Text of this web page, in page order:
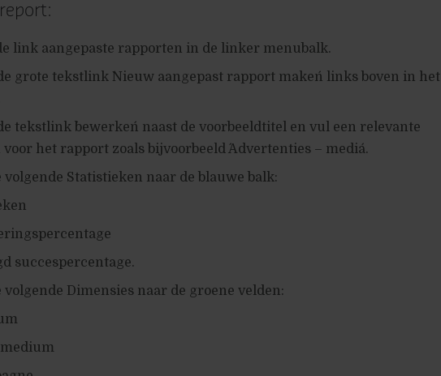
link aangepaste rapporten in de linker menubalk.
grote tekstlink ´Nieuw aangepast rapport maken´ links boven in het
tekstlink ´bewerken´ naast de voorbeeldtitel en vul een relevante
het rapport zoals bijvoorbeeld ´Advertenties – media´.
volgende Statistieken naar de blauwe balk:
succespercentage.
volgende Dimensies naar de groene velden: